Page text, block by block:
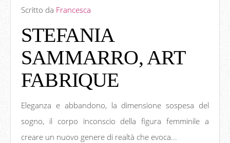
Scritto da Francesca
STEFANIA
SAMMARRO, ART
FABRIQUE
Eleganza e abbandono, la dimensione sospesa del
sogno, il corpo inconscio della figura femminile a
creare un nuovo genere di realtà che evoca...